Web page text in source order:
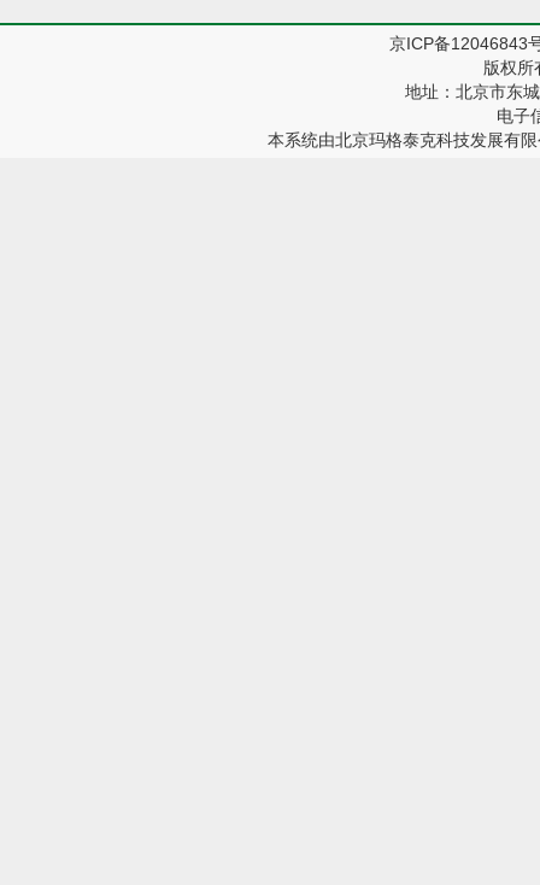
京ICP备12046843
版权所
地址：北京市东
电子
本系统由北京玛格泰克科技发展有